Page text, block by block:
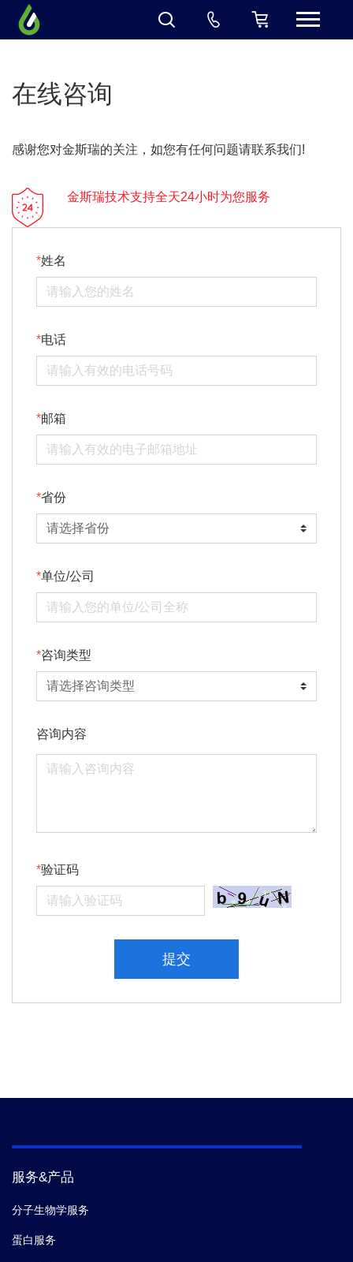
在线咨询
感谢您对金斯瑞的关注，如您有任何问题请联系我们!
金斯瑞技术支持全天24小时为您服务
姓名
电话
邮箱
省份
单位/公司
咨询类型
咨询内容
验证码
提交
服务&产品
分子生物学服务
蛋白服务